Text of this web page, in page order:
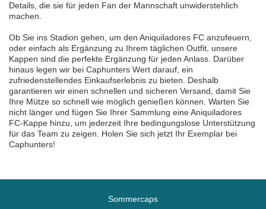
Details, die sie für jeden Fan der Mannschaft unwiderstehlich
machen.
Ob Sie ins Stadion gehen, um den Aniquiladores FC anzufeuern,
oder einfach als Ergänzung zu Ihrem täglichen Outfit, unsere
Kappen sind die perfekte Ergänzung für jeden Anlass. Darüber
hinaus legen wir bei Caphunters Wert darauf, ein
zufriedenstellendes Einkaufserlebnis zu bieten. Deshalb
garantieren wir einen schnellen und sicheren Versand, damit Sie
Ihre Mütze so schnell wie möglich genießen können. Warten Sie
nicht länger und fügen Sie Ihrer Sammlung eine Aniquiladores
FC-Kappe hinzu, um jederzeit Ihre bedingungslose Unterstützung
für das Team zu zeigen. Holen Sie sich jetzt Ihr Exemplar bei
Caphunters!
Sommercaps